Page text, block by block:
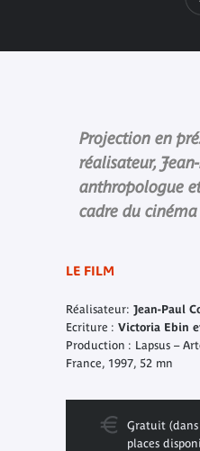
Projection en
réalisateur,
anthropologue
cadre du
LE FILM
Réalisateur: Jean-Paul
Ecriture : Victoria Ebin
Production : Lapsus –
France, 1997, 52 mn
Gratuit
places